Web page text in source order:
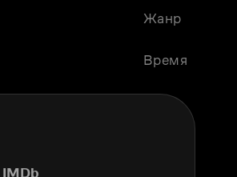
Жанр
Время